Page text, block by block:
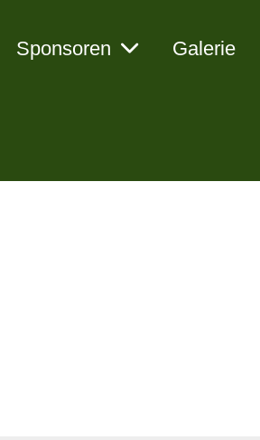
Sponsoren Galerie